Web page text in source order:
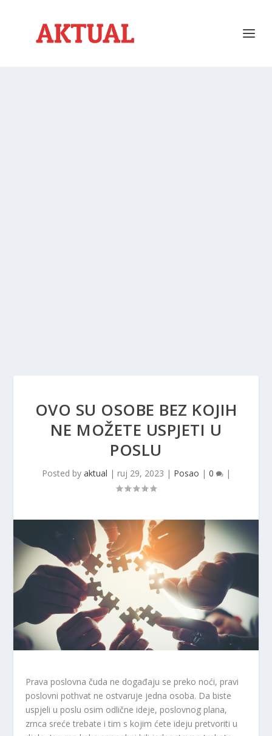
OVO SU OSOBE BEZ KOJIH
NE MOŽETE USPJETI U
POSLU
Posted by aktual | ruj 29, 2023 | Posao | 0 |
Prava poslovna čuda ne događaju se preko noći, pravi
poslovni pothvat ne ostvaruje jedna osoba. Da biste
uspjeli u poslu osim odlične ideje, poslovnog plana,
zrnca sreće trebate i tim s kojim ćete ideju pretvoriti u